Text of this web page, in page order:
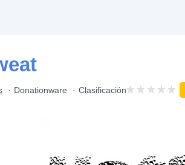
Donationware Clasificación